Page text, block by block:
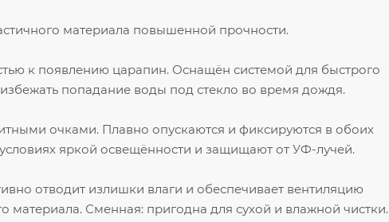
материала повышенной прочности.
к появлению царапин. Оснащён системой для быстрого
попадание воды под стекло во время дождя.
очками. Плавно опускаются и фиксируются в обоих
яркой освещённости и защищают от УФ-лучей.
отводит излишки влаги и обеспечивает вентиляцию
материала. Сменная: пригодна для сухой и влажной чистки.